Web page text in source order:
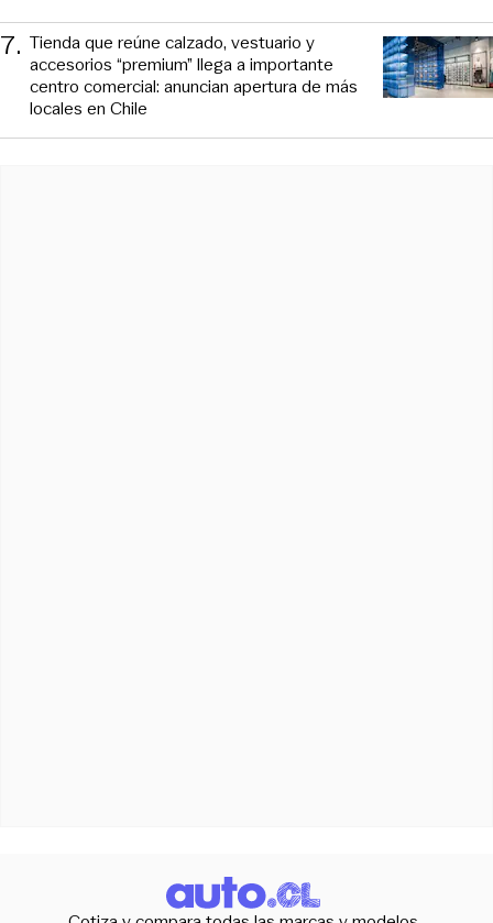
7. Tienda que reúne calzado, vestuario y
accesorios “premium” llega a importante
centro comercial: anuncian apertura de más
locales en Chile